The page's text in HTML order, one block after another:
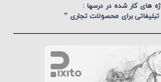
های کار شده در درسها :
برای محصولات تجاری ”